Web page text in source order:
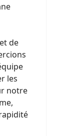
de
les
notre